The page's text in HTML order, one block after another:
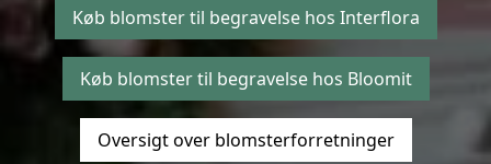
Køb blomster til begravelse hos Interflora
Køb blomster til begravelse hos Bloomit
Oversigt over blomsterforretninger